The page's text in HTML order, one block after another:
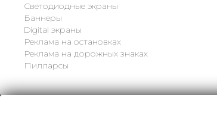
Светодиодные экраны
Баннеры
Digital экраны
Реклама на остановках
Реклама на дорожных знаках
Пилларсы